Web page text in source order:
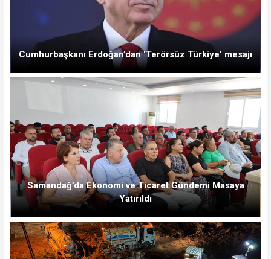
Cumhurbaşkanı Erdoğan’dan 'Terörsüz Türkiye' mesajı
Samandağ’da Ekonomi ve Ticaret Gündemi Masaya
Yatırıldı